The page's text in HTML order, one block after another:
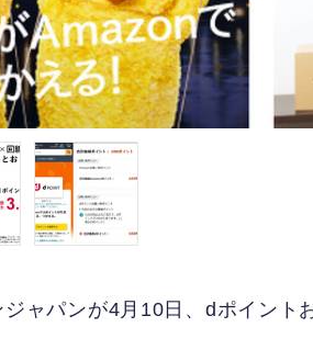
ャパンが4月10日、dポイント